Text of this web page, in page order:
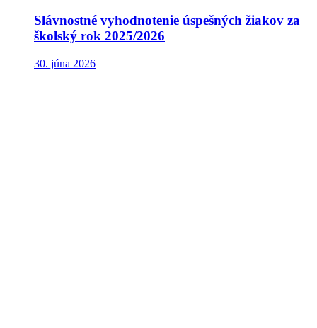
Slávnostné vyhodnotenie úspešných žiakov za
školský rok 2025/2026
30. júna 2026